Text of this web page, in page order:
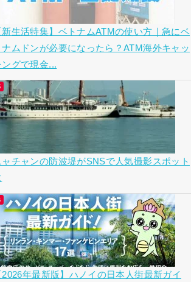
新生活特集】ベトナムATMの使い方｜急にベ
ナムドンが必要になったら？ATM海外キャッ
ングで現金...
ャチャンの防波堤がSNSで人気撮影スポット
2026年最新版】ハノイの日本人街最新ガイ